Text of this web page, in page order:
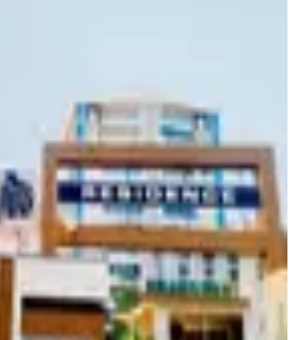
· 04.08.2026
KILIÇSALLAYAN